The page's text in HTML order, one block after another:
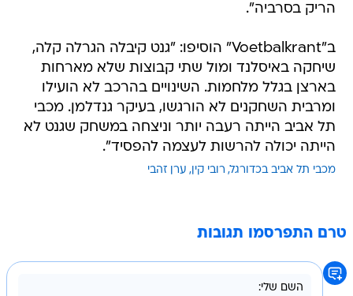
הריק בסרביה".
ב"Voetbalkrant" הוסיפו: "גנט קיבלה הגרלה קלה,
שיחקה באיסלנד ומול שתי קבוצות שלא מארחות
בארצן בגלל מלחמות. השינויים בהרכב לא הועילו
ומרבית השחקנים לא הורגשו, בעיקר גנדלמן. מכבי
תל אביב הייתה רעבה יותר וניצחה במשחק שגנט לא
הייתה יכולה להרשות לעצמה להפסיד".
מכבי תל אביב בכדורגל רובי קין ערן זהבי
טרם התפרסמו תגובות